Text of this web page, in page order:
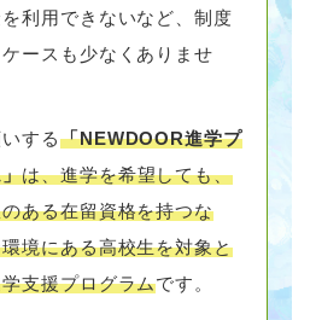
利用できないなど、制度
ケースも少なくありませ
する「NEWDOOR進学プ
は、進学を希望しても、
ある在留資格を持つな
境にある高校生を対象と
支援プログラムです。